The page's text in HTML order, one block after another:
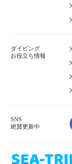
ダイビング
お役立ち情報
SNS
絶賛更新中